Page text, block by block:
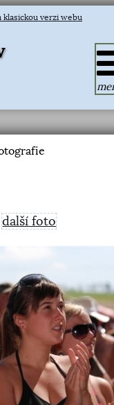
klasickou verzi webu
další foto